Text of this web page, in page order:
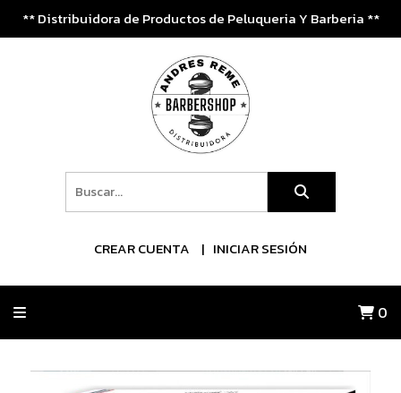
** Distribuidora de Productos de Peluqueria Y Barberia **
CREAR CUENTA INICIAR SESIÓN
0